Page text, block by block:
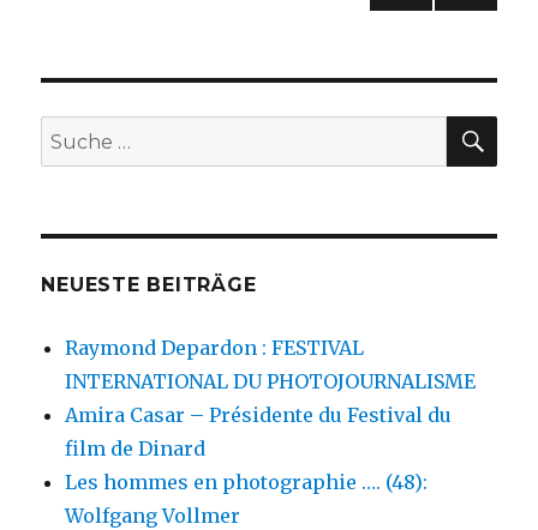
Beiträge
E
Suche
nach:
NEUESTE BEITRÄGE
Raymond Depardon : FESTIVAL
INTERNATIONAL DU PHOTOJOURNALISME
Amira Casar – Présidente du Festival du
film de Dinard
Les hommes en photographie …. (48):
Wolfgang Vollmer